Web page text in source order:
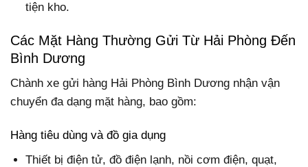
tiện kho.
Các Mặt Hàng Thường Gửi Từ Hải Phòng Đến
Bình Dương
Chành xe gửi hàng Hải Phòng Bình Dương nhận vận
chuyển đa dạng mặt hàng, bao gồm:
Hàng tiêu dùng và đồ gia dụng
Thiết bị điện tử, đồ điện lạnh, nồi cơm điện, quạt,